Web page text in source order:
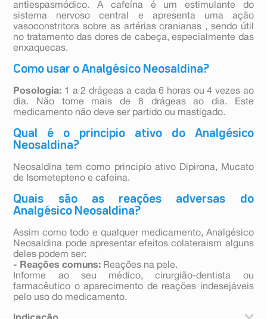
antiespasmódico. A cafeína é um estimulante do
sistema nervoso central e apresenta uma ação
vasoconstritora sobre as artérias cranianas , sendo útil
no tratamento das dores de cabeça, especialmente das
enxaquecas.
Como usar o Analgésico Neosaldina?
Posologia: 1 a 2 drágeas a cada 6 horas ou 4 vezes ao
dia. Não tome mais de 8 drágeas ao dia. Este
medicamento não deve ser partido ou mastigado.
Qual é o principio ativo do Analgésico
Neosaldina?
Neosaldina tem como principio ativo Dipirona, Mucato
de Isometepteno e cafeína.
Quais são as reações adversas do
Analgésico Neosaldina?
Assim como todo e qualquer medicamento, Analgésico
Neosaldina pode apresentar efeitos colateraism alguns
deles podem ser:
- Reações comuns: Reações na pele.
Informe ao seu médico, cirurgião-dentista ou
farmacêutico o aparecimento de reações indesejáveis
pelo uso do medicamento.